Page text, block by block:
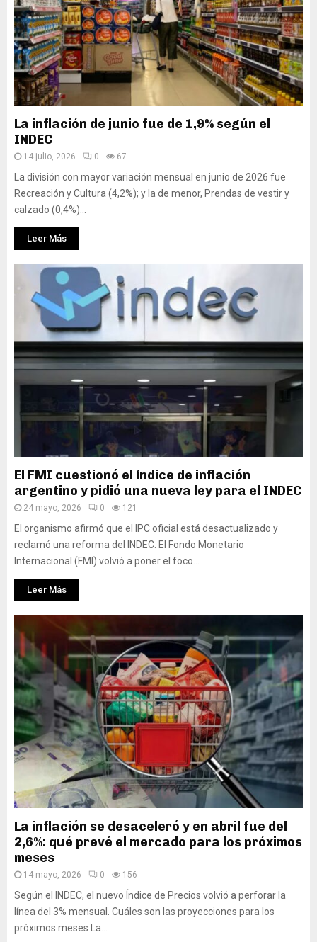
La inflación de junio fue de 1,9% según el
INDEC
14 julio, 2026 0 67
La división con mayor variación mensual en junio de 2026 fue
Recreación y Cultura (4,2%); y la de menor, Prendas de vestir y
calzado (0,4%)...
Leer Más
El FMI cuestionó el índice de inflación
argentino y pidió una nueva ley para el INDEC
24 mayo, 2026 0 121
El organismo afirmó que el IPC oficial está desactualizado y
reclamó una reforma del INDEC. El Fondo Monetario
Internacional (FMI) volvió a poner el foco...
Leer Más
La inflación se desaceleró y en abril fue del
2,6%: qué prevé el mercado para los próximos
meses
14 mayo, 2026 0 156
Según el INDEC, el nuevo Índice de Precios volvió a perforar la
línea del 3% mensual. Cuáles son las proyecciones para los
próximos meses La...